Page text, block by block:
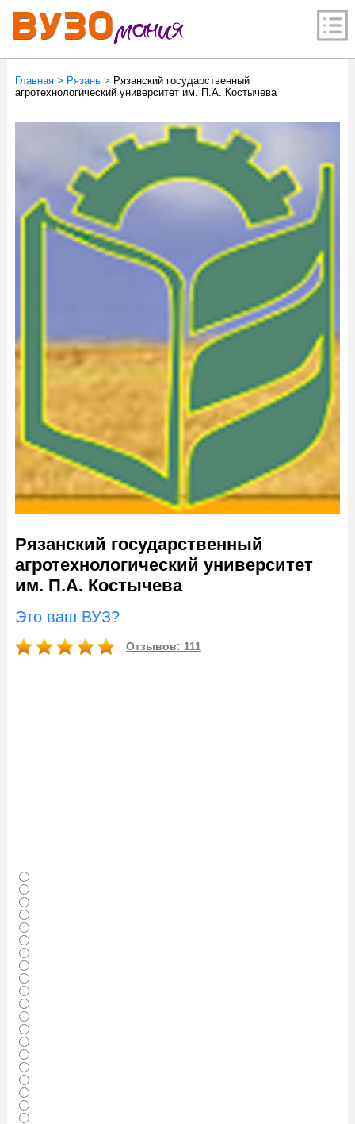
Главная> Рязань> Рязанский государственный
агротехнологический университет им. П.А. Костычева
Рязанский государственный
агротехнологический университет
им. П.А. Костычева
Это ваш ВУЗ?
Отзывов: 111